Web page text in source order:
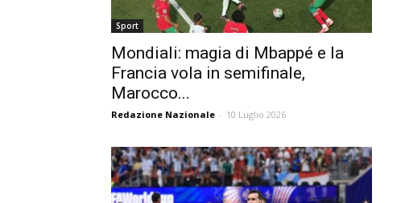
Sport
Mondiali: magia di Mbappé e la
Francia vola in semifinale,
Marocco...
Redazione Nazionale - 10 Luglio 2026